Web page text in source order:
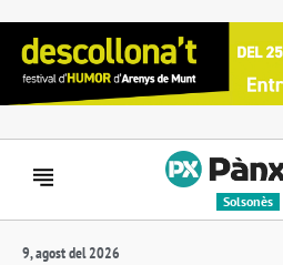
Solsonès
9, agost del 2026